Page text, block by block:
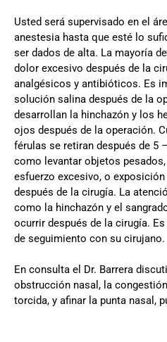
Usted será supervisado en el
anestesia hasta que esté lo
ser dados de alta. La mayoría
dolor excesivo después de la
analgésicos y antibióticos. Es
solución salina después de la
desarrollan la hinchazón y los
ojos después de la operación.
férulas se retiran después de 5
como levantar objetos
esfuerzo excesivo, o
después de la cirugía. La
como la hinchazón y el
ocurrir después de la cirugía.
de seguimiento con su cirujano.
En consulta el Dr. Barrera
obstrucción nasal, la
torcida, y afinar la punta nasal,